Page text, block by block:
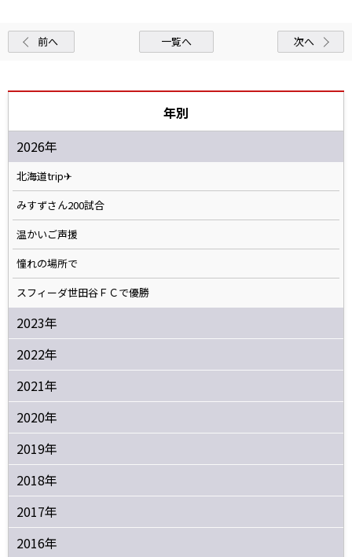
前へ 一覧へ 次へ
年別
2026年
北海道trip✈
みすずさん200試合
温かいご声援
憧れの場所で
スフィーダ世田谷ＦＣで優勝
2023年
2022年
2021年
2020年
2019年
2018年
2017年
2016年